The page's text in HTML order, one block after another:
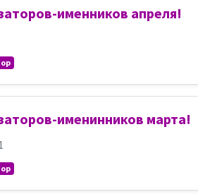
именников апреля!
именинников марта!